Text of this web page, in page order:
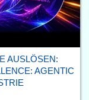
AUSLÖSEN:
AGENTIC